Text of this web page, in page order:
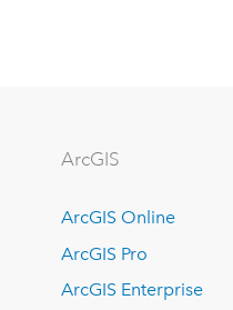
ArcGIS
ArcGIS Online
ArcGIS Pro
ArcGIS Enterprise